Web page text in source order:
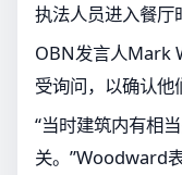
执法人员进入餐厅
OBN发言人Mark
受询问，以确认他
“当时建筑内有相
关。”Woodward表